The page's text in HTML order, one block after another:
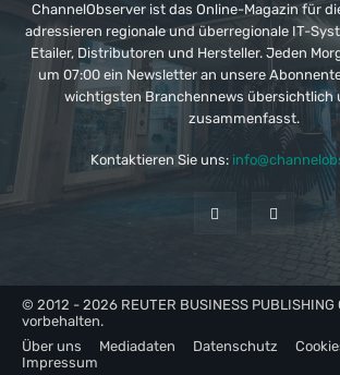
ChannelObserver ist das Online-Magazin für
adressieren regionale und überregionale IT-
Etailer, Distributoren und Hersteller. Jeden
um 07:00 ein Newsletter an unsere
wichtigsten Branchennews übersichtlich
zusammenfasst.
Kontaktieren Sie uns:
© 2012 - 2026 REUTER BUSINESS
vorbehalten.
Über uns
Mediadaten Datenschutz
Impressum